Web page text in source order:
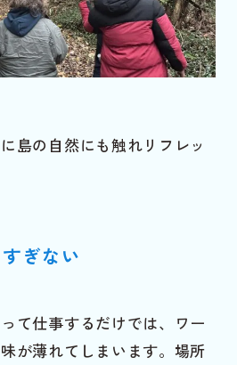
島の自然にも触れリフレッ
ぎない
て仕事するだけでは、ワー
が薄れてしまいます。場所